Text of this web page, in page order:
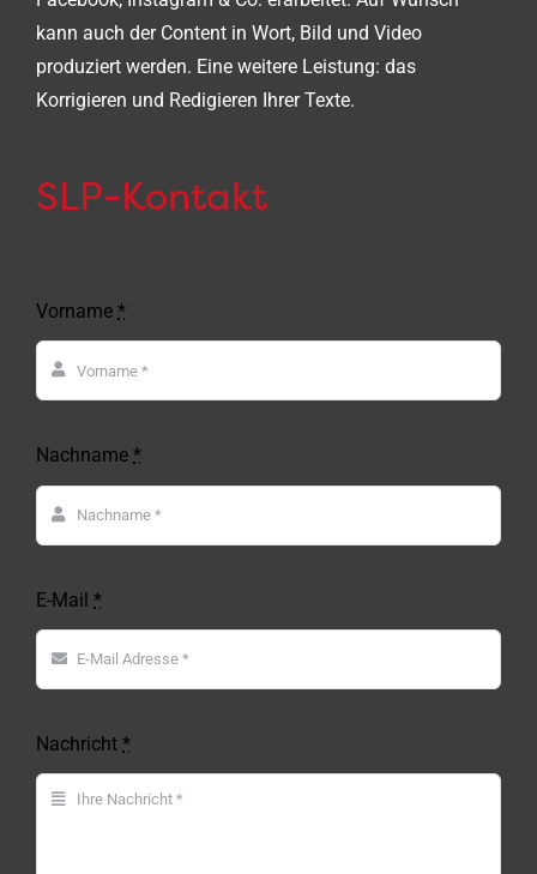
kann auch der Content in Wort, Bild und Video
produziert werden. Eine weitere Leistung: das
Korrigieren und Redigieren Ihrer Texte.
SLP-Kontakt
Vorname *
Nachname *
E-Mail *
Nachricht *